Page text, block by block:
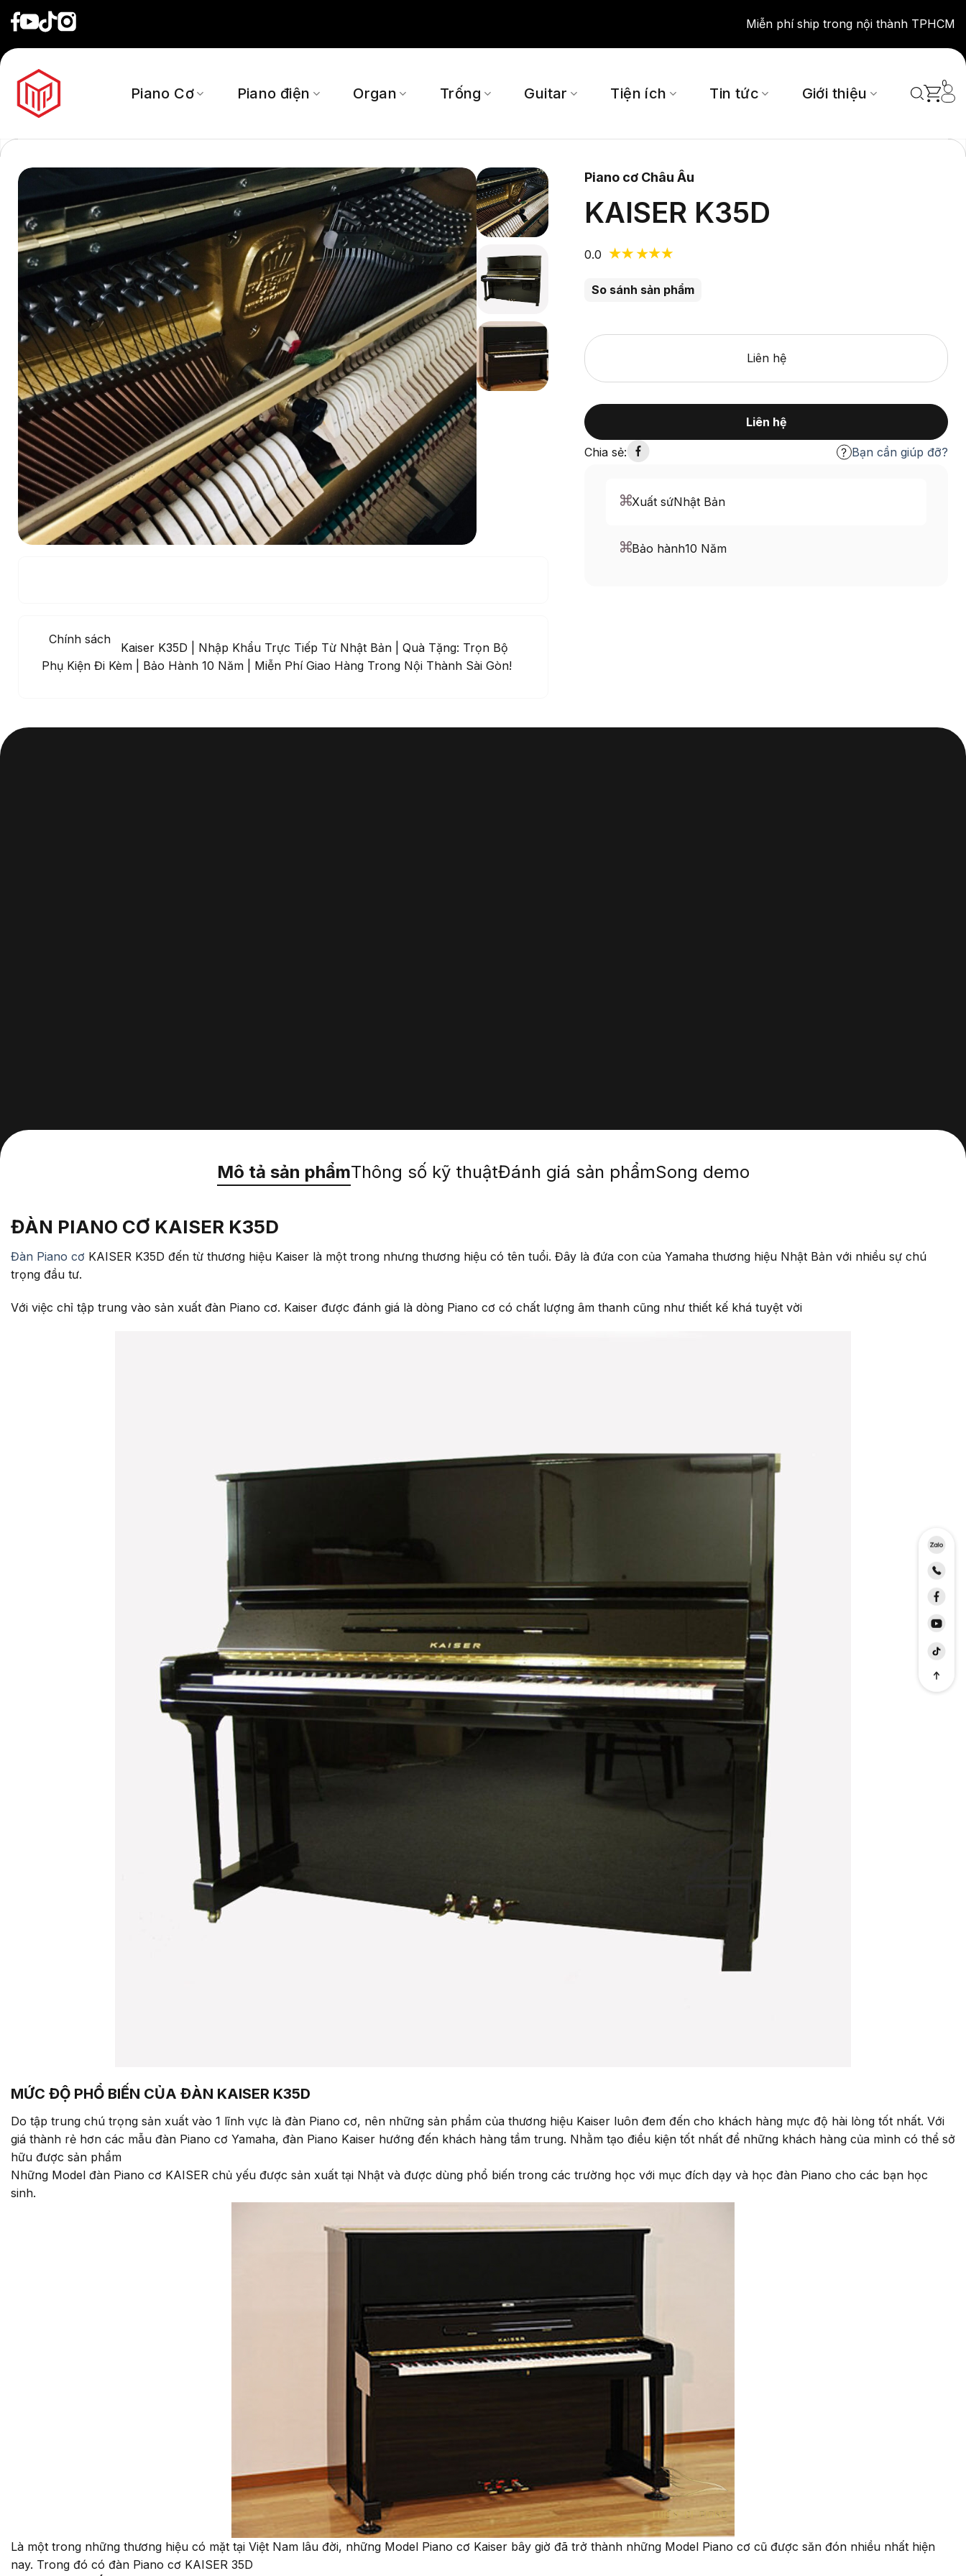
Skip
Miễn phí ship trong nội thành TPHCM
Piano Cơ Piano điện Organ Trống Guitar Tiện ích Tin tức Giới thiệu
0
Chính sách
Đàn Piano Cơ Kaiser K35D | Nhập Khẩu Trực Tiếp Từ Nhật Bản | Quà Tặng: Trọn Bộ
Phụ Kiện Đi Kèm | Bảo Hành 10 Năm | Miễn Phí Giao Hàng Trong Nội Thành Sài Gòn!
Piano cơ Châu Âu
KAISER K35D
0.0
So sánh sản phẩm
Liên hệ
Liên hệ
Chia sẻ: Bạn cần giúp đỡ?
Xuất sứNhật Bản
Bảo hành10 Năm
Mô tả sản phẩmThông số kỹ thuậtĐánh giá sản phẩmSong demo
ĐÀN PIANO CƠ KAISER K35D
Đàn Piano cơ KAISER K35D đến từ thương hiệu Kaiser là một trong nhưng thương hiệu có tên tuổi. Đây là đứa con của Yamaha thương hiệu Nhật Bản với nhiều sự chú
trọng đầu tư.
Với việc chỉ tập trung vào sản xuất đàn Piano cơ. Kaiser được đánh giá là dòng Piano cơ có chất lượng âm thanh cũng như thiết kế khá tuyệt vời
MỨC ĐỘ PHỔ BIẾN CỦA ĐÀN KAISER K35D
Do tập trung chú trọng sản xuất vào 1 lĩnh vực là đàn Piano cơ, nên những sản phẩm của thương hiệu Kaiser luôn đem đến cho khách hàng mực độ hài lòng tốt nhất. Với
giá thành rẻ hơn các mẫu đàn Piano cơ Yamaha, đàn Piano Kaiser hướng đến khách hàng tầm trung. Nhằm tạo điều kiện tốt nhất để những khách hàng của mình có thể sở
hữu được sản phẩm
Những Model đàn Piano cơ KAISER chủ yếu được sản xuất tại Nhật và được dùng phổ biến trong các trường học với mục đích dạy và học đàn Piano cho các bạn học
sinh.
Là một trong những thương hiệu có mặt tại Việt Nam lâu đời, những Model Piano cơ Kaiser bây giờ đã trở thành những Model Piano cơ cũ được săn đón nhiều nhất hiện
nay. Trong đó có đàn Piano cơ KAISER 35D